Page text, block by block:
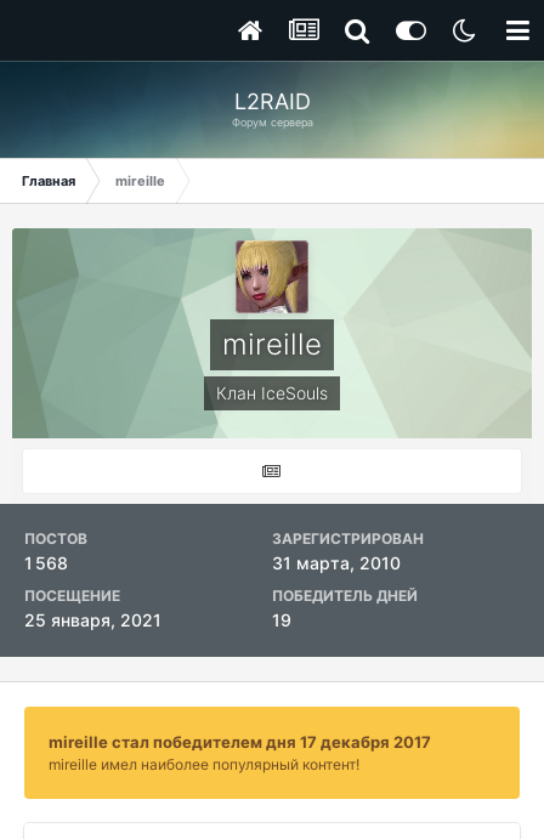
L2RAID
Форум сервера
Главная mireille
mireille
Клан IceSouls
ПОСТОВ
1 568
ЗАРЕГИСТРИРОВАН
31 марта, 2010
ПОСЕЩЕНИЕ
25 января, 2021
ПОБЕДИТЕЛЬ ДНЕЙ
19
mireille стал победителем дня 17 декабря 2017
mireille имел наиболее популярный контент!